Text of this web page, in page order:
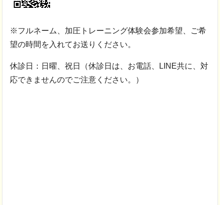
※フルネーム、加圧トレーニング体験会参加希望、ご希
望の時間を入れてお送りください。
休診日：日曜、祝日（休診日は、お電話、LINE共に、対
応できませんのでご注意ください。）